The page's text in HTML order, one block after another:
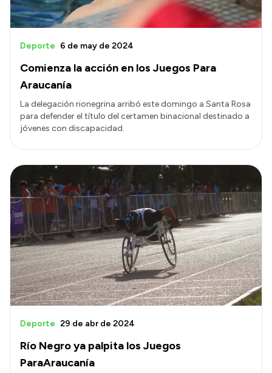
Comienza la acción en los Juegos Para
Araucanía
Deporte 6 de may de 2024
La delegación rionegrina arribó este domingo a Santa Rosa
para defender el título del certamen binacional destinado a
jóvenes con discapacidad.
Río Negro ya palpita los Juegos
ParaAraucanía
Deporte 29 de abr de 2024